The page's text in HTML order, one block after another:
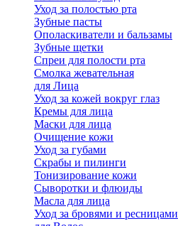
Уход за полостью рта
Зубные пасты
Ополаскиватели и бальзамы
Зубные щетки
Спреи для полости рта
Смолка жевательная
для Лица
Уход за кожей вокруг глаз
Кремы для лица
Маски для лица
Очищение кожи
Уход за губами
Скрабы и пилинги
Тонизирование кожи
Сыворотки и флюиды
Масла для лица
Уход за бровями и ресницами